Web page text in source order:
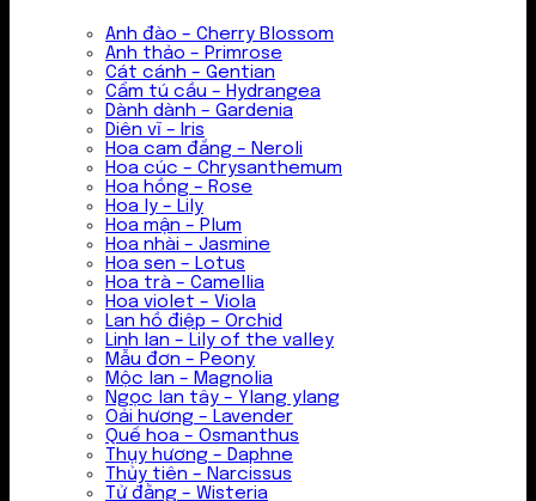
Anh đào – Cherry Blossom
Anh thảo – Primrose
Cát cánh – Gentian
Cẩm tú cầu – Hydrangea
Dành dành – Gardenia
Diên vĩ – Iris
Hoa cam đắng – Neroli
Hoa cúc – Chrysanthemum
Hoa hồng – Rose
Hoa ly – Lily
Hoa mận – Plum
Hoa nhài – Jasmine
Hoa sen – Lotus
Hoa trà – Camellia
Hoa violet – Viola
Lan hồ điệp – Orchid
Linh lan – Lily of the valley
Mẫu đơn – Peony
Mộc lan – Magnolia
Ngọc lan tây – Ylang ylang
Oải hương – Lavender
Quế hoa – Osmanthus
Thụy hương – Daphne
Thủy tiên – Narcissus
Tử đằng – Wisteria